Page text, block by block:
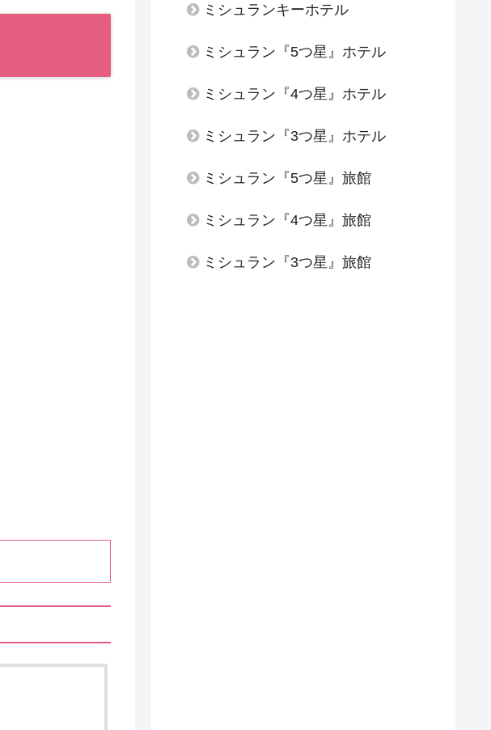
ミシュランキーホテル
ミシュラン『5つ星』ホテル
ミシュラン『4つ星』ホテル
ミシュラン『3つ星』ホテル
ミシュラン『5つ星』旅館
ミシュラン『4つ星』旅館
ミシュラン『3つ星』旅館